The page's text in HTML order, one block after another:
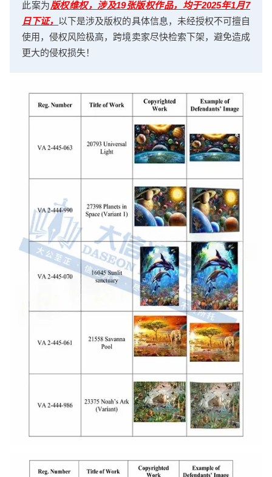
此案为版权维权，涉及19张版权作品，均于2025年1月7
日下证， 以下是涉及版权的具体信息，未经授权不可擅自
使用，侵权风险极高，跨境卖家尽快检索下架，避免造成
更大的侵权损失！